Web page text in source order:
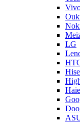
LG